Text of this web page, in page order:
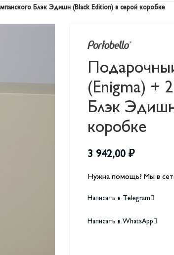
Блэк Эдишн (Black Edition) в серой коробке
(Enigma) +
Блэк
коробке
3 942,00 ₽
Нужна помощь? Мы в
Написать в Telegram
Написать в WhatsApp